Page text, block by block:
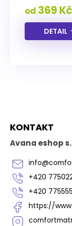
hvězdiček.
od 369 Kč
DETAIL
KONTAKT
Avana eshop
info@
+420
+420
https://